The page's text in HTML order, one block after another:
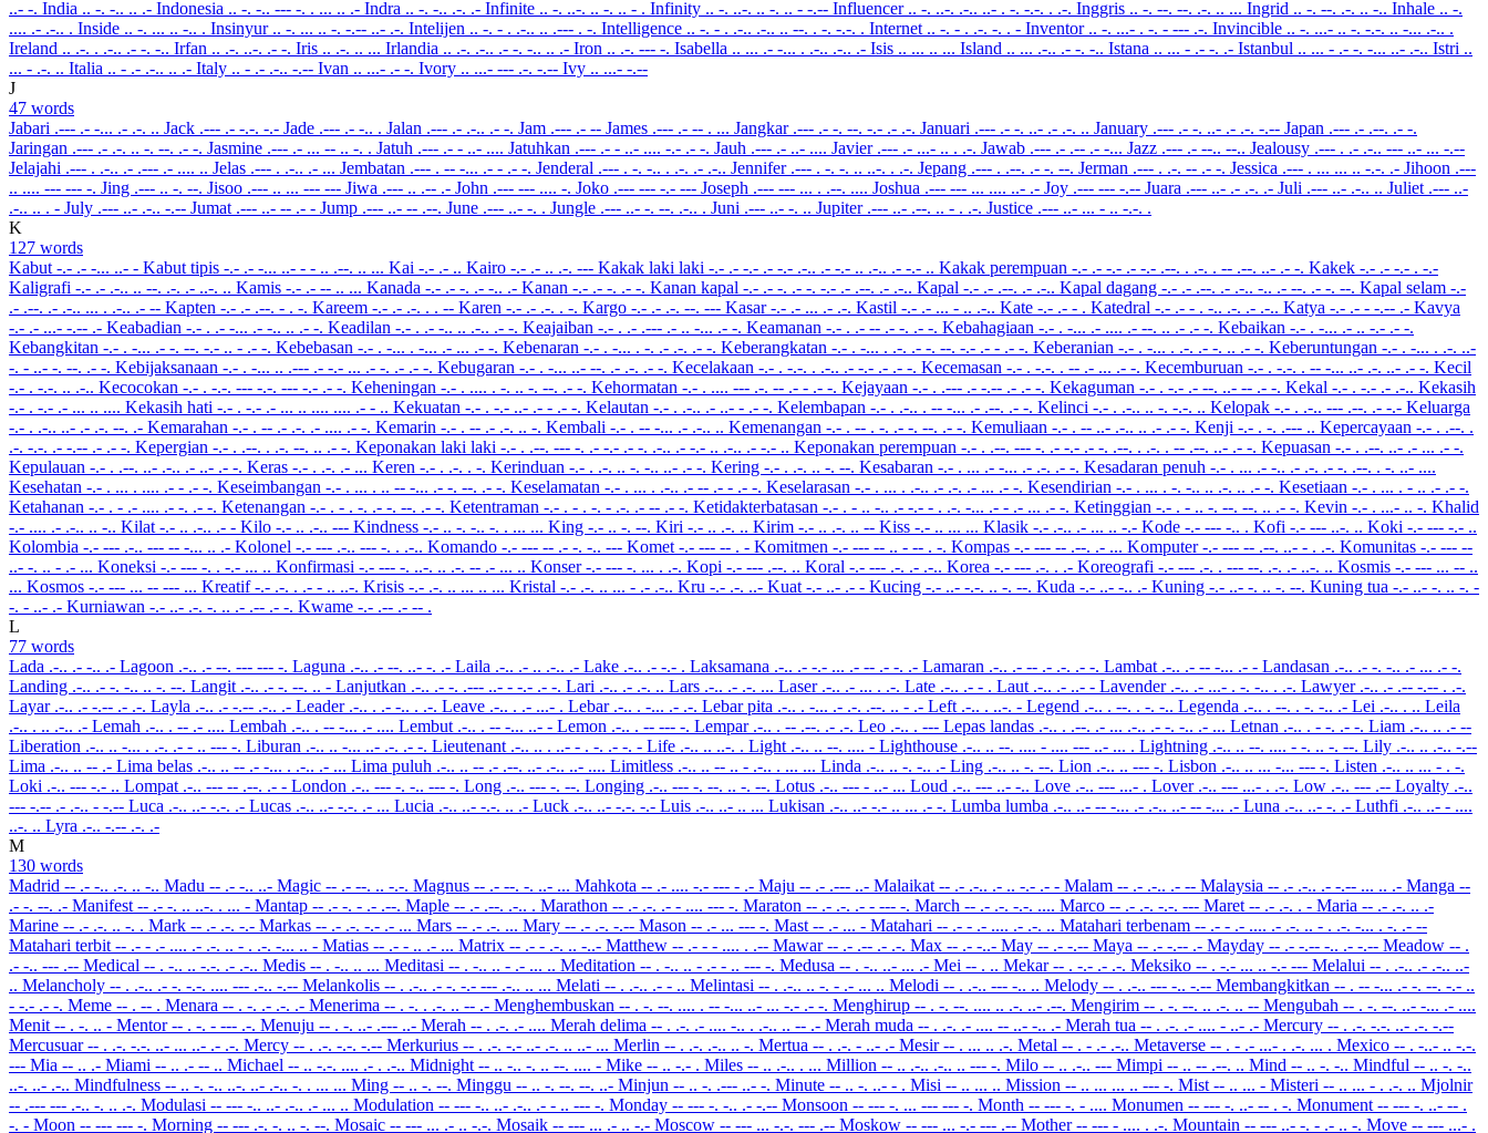
..- -. India .. -. -.. .. .- Indonesia .. -. -.. --- -. . ... .. .- Indra .. -. -.. .-. .- Infinite .. -. ..-. .. -. .. - . Infinity .. -. ..-. .. -. .. - -.-- Influencer .. -. ..-. .-.. ..- . -. -.-. . .-. Inggris .. -. --. --. .-. .. ... Ingrid .. -. --. .-. .. -.. Inhale .. -.
.... .- .-.. . Inside .. -. ... .. -.. . Insinyur .. -. ... .. -. -.-- ..- .-. Intelijen .. -. - . .-.. .. .--- . -. Intelligence .. -. - . .-.. .-.. .. --. . -. -.-. . Internet .. -. - . .-. -. . - Inventor .. -. ...- . -. - --- .-. Invincible .. -. ...- .. -. -.-. .. -... .-.. .
Ireland .. .-. . .-.. .- -. -.. Irfan .. .-. ..-. .- -. Iris .. .-. .. ... Irlandia .. .-. .-.. .- -. -.. .. .- Iron .. .-. --- -. Isabella .. ... .- -... . .-.. .-.. .- Isis .. ... .. ... Island .. ... .-.. .- -. -.. Istana .. ... - .- -. .- Istanbul .. ... - .- -. -... ..- .-.. Istri ..
... - .-. .. Italia .. - .- .-.. .. .- Italy .. - .- .-.. -.-- Ivan .. ...- .- -. Ivory .. ...- --- .-. -.-- Ivy .. ...- -.--
J
47 words
Jabari .--- .- -... .- .-. .. Jack .--- .- -.-. -.- Jade .--- .- -.. . Jalan .--- .- .-.. .- -. Jam .--- .- -- James .--- .- -- . ... Jangkar .--- .- -. --. -.- .- .-. Januari .--- .- -. ..- .- .-. .. January .--- .- -. ..- .- .-. -.-- Japan .--- .- .--. .- -.
Jaringan .--- .- .-. .. -. --. .- -. Jasmine .--- .- ... -- .. -. . Jatuh .--- .- - ..- .... Jatuhkan .--- .- - ..- .... -.- .- -. Jauh .--- .- ..- .... Javier .--- .- ...- .. . .-. Jawab .--- .- .-- .- -... Jazz .--- .- --.. --.. Jealousy .--- . .- .-.. --- ..- ... -.--
Jelajahi .--- . .-.. .- .--- .- .... .. Jelas .--- . .-.. .- ... Jembatan .--- . -- -... .- - .- -. Jenderal .--- . -. -.. . .-. .- .-.. Jennifer .--- . -. -. .. ..-. . .-. Jepang .--- . .--. .- -. --. Jerman .--- . .-. -- .- -. Jessica .--- . ... ... .. -.-. .- Jihoon .---
.. .... --- --- -. Jing .--- .. -. --. Jisoo .--- .. ... --- --- Jiwa .--- .. .-- .- John .--- --- .... -. Joko .--- --- -.- --- Joseph .--- --- ... . .--. .... Joshua .--- --- ... .... ..- .- Joy .--- --- -.-- Juara .--- ..- .- .-. .- Juli .--- ..- .-.. .. Juliet .--- ..-
.-.. .. . - July .--- ..- .-.. -.-- Jumat .--- ..- -- .- - Jump .--- ..- -- .--. June .--- ..- -. . Jungle .--- ..- -. --. .-.. . Juni .--- ..- -. .. Jupiter .--- ..- .--. .. - . .-. Justice .--- ..- ... - .. -.-. .
K
127 words
Kabut -.- .- -... ..- - Kabut tipis -.- .- -... ..- - - .. .--. .. ... Kai -.- .- .. Kairo -.- .- .. .-. --- Kakak laki laki -.- .- -.- .- -.- .-.. .- -.- .. .-.. .- -.- .. Kakak perempuan -.- .- -.- .- -.- .--. . .-. . -- .--. ..- .- -. Kakek -.- .- -.- . -.-
Kaligrafi -.- .- .-.. .. --. .-. .- ..-. .. Kamis -.- .- -- .. ... Kanada -.- .- -. .- -.. .- Kanan -.- .- -. .- -. Kanan kapal -.- .- -. .- -. -.- .- .--. .- .-.. Kapal -.- .- .--. .- .-.. Kapal dagang -.- .- .--. .- .-.. -.. .- --. .- -. --. Kapal selam -.-
.- .--. .- .-.. ... . .-.. .- -- Kapten -.- .- .--. - . -. Kareem -.- .- .-. . . -- Karen -.- .- .-. . -. Kargo -.- .- .-. --. --- Kasar-.- .- ... .- .-. Kastil -.- .- ... - .. .-.. Kate -.- .- - . Katedral -.- .- - . -.. .-. .- .-.. Katya -.- .- - -.-- .- Kavya
-.- .- ...- -.-- .- Keabadian -.- . .- -... .- -.. .. .- -. Keadilan -.- . .- -.. .. .-.. .- -. Keajaiban -.- . .- .--- .- .. -... .- -. Keamanan -.- . .- -- .- -. .- -. Kebahagiaan -.- . -... .- .... .- --. .. .- .- -. Kebaikan -.- . -... .- .. -.- .- -.
Kebangkitan -.- . -... .- -. --. -.- .. - .- -. Kebebasan -.- . -... . -... .- ... .- -. Kebenaran -.- . -... . -. .- .-. .- -. Keberangkatan -.- . -... . .-. .- -. --. -.- .- - .- -. Keberanian -.- . -... . .-. .- -. .. .- -. Keberuntungan -.- . -... . .-. ..-
-. - ..- -. --. .- -. Kebijaksanaan -.- . -... .. .--- .- -.- ... .- -. .- .- -. Kebugaran -.- . -... ..- --. .- .-. .- -. Kecelakaan -.- . -.-. . .-.. .- -.- .- .- -. Kecemasan -.- . -.-. . -- .- ... .- -. Kecemburuan -.- . -.-. . -- -... ..- .-. ..- .- -. Kecil
-.- . -.-. .. .-.. Kecocokan -.- . -.-. --- -.-. --- -.- .- -. Keheningan -.- . .... . -. .. -. --. .- -. Kehormatan -.- . .... --- .-. -- .- - .- -. Kejayaan -.- . .--- .- -.-- .- .- -. Kekaguman -.- . -.- .- --. ..- -- .- -. Kekal -.- . -.- .- .-.. Kekasih
-.- . -.- .- ... .. .... Kekasih hati -.- . -.- .- ... .. .... .... .- - .. Kekuatan -.- . -.- ..- .- - .- -. Kelautan -.- . .-.. .- ..- - .- -. Kelembapan -.- . .-.. . -- -... .- .--. .- -. Kelinci -.- . .-.. .. -. -.-. .. Kelopak -.- . .-.. --- .--. .- -.- Keluarga
-.- . .-.. ..- .- .-. --. .- Kemarahan -.- . -- .- .-. .- .... .- -. Kemarin -.- . -- .- .-. .. -. Kembali -.- . -- -... .- .-.. .. Kemenangan -.- . -- . -. .- -. --. .- -. Kemuliaan -.- . -- ..- .-.. .. .- .- -. Kenji -.- . -. .--- .. Kepercayaan -.- . .--. .
.-. -.-. .- -.-- .- .- -. Kepergian -.- . .--. . .-. --. .. .- -. Keponakan laki laki -.- . .--. --- -. .- -.- .- -. .-.. .- -.- .. .-.. .- -.- .. Keponakan perempuan -.- . .--. --- -. .- -.- .- -. .--. . .-. . -- .--. ..- .- -. Kepuasan -.- . .--. ..- .- ... .- -.
Kepulauan -.- . .--. ..- .-.. .- ..- .- -. Keras -.- . .-. .- ... Keren -.- . .-. . -. Kerinduan -.- . .-. .. -. -.. ..- .- -. Kering -.- . .-. .. -. --. Kesabaran -.- . ... .- -... .- .-. .- -. Kesadaran penuh -.- . ... .- -.. .- .-. .- -. .--. . -. ..- ....
Kesehatan -.- . ... . .... .- - .- -. Keseimbangan -.- . ... . .. -- -... .- -. --. .- -. Keselamatan -.- . ... . .-.. .- -- .- - .- -. Keselarasan -.- . ... . .-.. .- .-. .- ... .- -. Kesendirian -.- . ... . -. -.. .. .-. .. .- -. Kesetiaan -.- . ... . - .. .- .- -.
Ketahanan -.- . - .- .... .- -. .- -. Ketenangan -.- . - . -. .- -. --. .- -. Ketentraman -.- . - . -. - .-. .- -- .- -. Ketidakterbatasan -.- . - .. -.. .- -.- - . .-. -... .- - .- ... .- -. Ketinggian -.- . - .. -. --. --. .. .- -. Kevin -.- . ...- .. -. Khalid
-.- .... .- .-.. .. -.. Kilat -.- .. .-.. .- - Kilo -.- .. .-.. --- Kindness -.- .. -. -.. -. . ... ... King -.- .. -. --. Kiri -.- .. .-. .. Kirim -.- .. .-. .. -- Kiss -.- .. ... ... Klasik -.- .-.. .- ... .. -.- Kode -.- --- -.. . Kofi -.- --- ..-. .. Koki -.- --- -.- ..
Kolombia -.- --- .-.. --- -- -... .. .- Kolonel -.- --- .-.. --- -. . .-.. Komando -.- --- -- .- -. -.. --- Komet -.- --- -- . - Komitmen -.- --- -- .. - -- . -. Kompas -.- --- -- .--. .- ... Komputer-.- --- -- .--. ..- - . .-. Komunitas -.- --- --
..- -. .. - .- ... Koneksi -.- --- -. . -.- ... .. Konfirmasi -.- --- -. ..-. .. .-. -- .- ... .. Konser-.- --- -. ... . .-. Kopi -.- --- .--. .. Koral -.- --- .-. .- .-.. Korea -.- --- .-. . .- Koreografi -.- --- .-. . --- --. .-. .- ..-. .. Kosmis -.- --- ... -- ..
... Kosmos -.- --- ... -- --- ... Kreatif-.- .-. . .- - .. ..-. Krisis -.- .-. .. ... .. ... Kristal -.- .-. .. ... - .- .-.. Kru -.- .-. ..- Kuat -.- ..- .- - Kucing -.- ..- -.-. .. -. --. Kuda -.- ..- -.. .- Kuning -.- ..- -. .. -. --. Kuning tua -.- ..- -. .. -. -
-. - ..- .- Kurniawan -.- ..- .-. -. .. .- .-- .- -. Kwame -.- .-- .- -- .
L
77 words
Lada .-.. .- -.. .- Lagoon .-.. .- --. --- --- -. Laguna .-.. .- --. ..- -. .- Laila .-.. .- .. .-.. .- Lake .-.. .- -.- . Laksamana .-.. .- -.- ... .- -- .- -. .- Lamaran .-.. .- -- .- .-. .- -. Lambat .-.. .- -- -... .- - Landasan .-.. .- -. -.. .- ... .- -.
Landing .-.. .- -. -.. .. -. --. Langit .-.. .- -. --. .. - Lanjutkan .-.. .- -. .--- ..- - -.- .- -. Lari .-.. .- .-. .. Lars .-.. .- .-. ... Laser .-.. .- ... . .-. Late .-.. .- - . Laut .-.. .- ..- - Lavender .-.. .- ...- . -. -.. . .-. Lawyer .-.. .- .-- -.-- . .-.
Layar .-.. .- -.-- .- .-. Layla .-.. .- -.-- .-.. .- Leader .-.. . .- -.. . .-. Leave .-.. . .- ...- . Lebar .-.. . -... .- .-. Lebar pita .-.. . -... .- .-. .--. .. - .- Left .-.. . ..-. - Legend .-.. . --. . -. -.. Legenda .-.. . --. . -. -.. .- Lei .-.. . .. Leila
.-.. . .. .-.. .- Lemah .-.. . -- .- .... Lembah .-.. . -- -... .- .... Lembut .-.. . -- -... ..- - Lemon .-.. . -- --- -. Lempar .-.. . -- .--. .- .-. Leo .-.. . --- Lepas landas .-.. . .--. .- ... .-.. .- -. -.. .- ... Letnan .-.. . - -. .- -. Liam .-.. .. .- --
Liberation .-.. .. -... . .-. .- - .. --- -. Liburan .-.. .. -... ..- .-. .- -. Lieutenant .-.. .. . ..- - . -. .- -. - Life .-.. .. ..-. . Light .-.. .. --. .... - Lighthouse .-.. .. --. .... - .... --- ..- ... . Lightning .-.. .. --. .... - -. .. -. --. Lily .-.. .. .-.. -.--
Lima .-.. .. -- .- Lima belas .-.. .. -- .- -... . .-.. .- ... Lima puluh .-.. .. -- .- .--. ..- .-.. ..- .... Limitless .-.. .. -- .. - .-.. . ... ... Linda .-.. .. -. -.. .- Ling .-.. .. -. --. Lion .-.. .. --- -. Lisbon .-.. .. ... -... --- -. Listen .-.. .. ... - . -.
Loki .-.. --- -.- .. Lompat .-.. --- -- .--. .- - London .-.. --- -. -.. --- -. Long .-.. --- -. --. Longing .-.. --- -. --. .. -. --. Lotus .-.. --- - ..- ... Loud .-.. --- ..- -.. Love .-.. --- ...- . Lover .-.. --- ...- . .-. Low .-.. --- .-- Loyalty .-..
--- -.-- .- .-.. - -.-- Luca .-.. ..- -.-. .- Lucas .-.. ..- -.-. .- ... Lucia .-.. ..- -.-. .. .- Luck .-.. ..- -.-. -.- Luis .-.. ..- .. ... Lukisan .-.. ..- -.- .. ... .- -. Lumba lumba .-.. ..- -- -... .- .-.. ..- -- -... .- Luna .-.. ..- -. .- Luthfi .-.. ..- - ....
..-. .. Lyra .-.. -.-- .-. .-
M
130 words
Madrid -- .- -.. .-. .. -.. Madu -- .- -.. ..- Magic -- .- --. .. -.-. Magnus -- .- --. -. ..- ... Mahkota -- .- .... -.- --- - .- Maju -- .- .--- ..- Malaikat -- .- .-.. .- .. -.- .- - Malam -- .- .-.. .- -- Malaysia -- .- .-.. .- -.-- ... .. .- Manga --
.- -. --. .- Manifest -- .- -. .. ..-. . ... - Mantap -- .- -. - .- .--. Maple -- .- .--. .-.. . Marathon -- .- .-. .- - .... --- -. Maraton -- .- .-. .- - --- -. March -- .- .-. -.-. .... Marco -- .- .-. -.-. --- Maret -- .- .-. . - Maria -- .- .-. .. .-
Marine -- .- .-. .. -. . Mark -- .- .-. -.- Markas -- .- .-. -.- .- ... Mars -- .- .-. ... Mary -- .- .-. -.-- Mason -- .- ... --- -. Mast -- .- ... - Matahari -- .- - .- .... .- .-. .. Matahari terbenam -- .- - .- .... .- .-. .. - . .-. -... . -. .- --
Matahari terbit -- .- - .- .... .- .-. .. - . .-. -... .. - Matias -- .- - .. .- ... Matrix -- .- - .-. .. -..- Matthew -- .- - - .... . .-- Mawar-- .- .-- .- .-. Max -- .- -..- May -- .- -.-- Maya -- .- -.-- .- Mayday -- .- -.-- -.. .- -.-- Meadow -- .
.- -.. --- .-- Medical -- . -.. .. -.-. .- .-.. Medis -- . -.. .. ... Meditasi -- . -.. .. - .- ... .. Meditation -- . -.. .. - .- - .. --- -. Medusa -- . -.. ..- ... .- Mei -- . .. Mekar-- . -.- .- .-. Meksiko -- . -.- ... .. -.- --- Melalui -- . .-.. .- .-.. ..-
.. Melancholy -- . .-.. .- -. -.-. .... --- .-.. -.-- Melankolis -- . .-.. .- -. -.- --- .-.. .. ... Melati -- . .-.. .- - .. Melintasi -- . .-.. .. -. - .- ... .. Melodi -- . .-.. --- -.. .. Melody -- . .-.. --- -.. -.-- Membangkitkan -- . -- -... .- -. --. -.- ..
- -.- .- -. Meme -- . -- . Menara -- . -. .- .-. .- Menerima -- . -. . .-. .. -- .- Menghembuskan -- . -. --. .... . -- -... ..- ... -.- .- -. Menghirup -- . -. --. .... .. .-. ..- .--. Mengirim -- . -. --. .. .-. .. -- Mengubah -- . -. --. ..- -... .- ....
Menit -- . -. .. - Mentor-- . -. - --- .-. Menuju -- . -. ..- .--- ..- Merah -- . .-. .- .... Merah delima -- . .-. .- .... -.. . .-.. .. -- .- Merah muda -- . .-. .- .... -- ..- -.. .- Merah tua -- . .-. .- .... - ..- .- Mercury -- . .-. -.-. ..- .-. -.--
Mercusuar-- . .-. -.-. ..- ... ..- .- .-. Mercy -- . .-. -.-. -.-- Merkurius -- . .-. -.- ..- .-. .. ..- ... Merlin -- . .-. .-.. .. -. Mertua -- . .-. - ..- .- Mesir-- . ... .. .-. Metal -- . - .- .-.. Metaverse -- . - .- ...- . .-. ... . Mexico -- . -..- .. -.-.
--- Mia -- .. .- Miami -- .. .- -- .. Michael -- .. -.-. .... .- . .-.. Midnight -- .. -.. -. .. --. .... - Mike -- .. -.- . Miles -- .. .-.. . ... Million -- .. .-.. .-.. .. --- -. Milo -- .. .-.. --- Mimpi -- .. -- .--. .. Mind -- .. -. -.. Mindful -- .. -. -..
..-. ..- .-.. Mindfulness -- .. -. -.. ..-. ..- .-.. -. . ... ... Ming -- .. -. --. Minggu -- .. -. --. --. ..- Minjun -- .. -. .--- ..- -. Minute -- .. -. ..- - . Misi -- .. ... .. Mission -- .. ... ... .. --- -. Mist -- .. ... - Misteri -- .. ... - . .-. .. Mjolnir
-- .--- --- .-.. -. .. .-. Modulasi -- --- -.. ..- .-.. .- ... .. Modulation -- --- -.. ..- .-.. .- - .. --- -. Monday -- --- -. -.. .- -.-- Monsoon -- --- -. ... --- --- -. Month -- --- -. - .... Monumen -- --- -. ..- -- . -. Monument -- --- -. ..- -- .
-. - Moon -- --- --- -. Morning -- --- .-. -. .. -. --. Mosaic -- --- ... .- .. -.-. Mosaik -- --- ... .- .. -.- Moscow -- --- ... -.-. --- .-- Moskow -- --- ... -.- --- .-- Mother-- --- - .... . .-. Mountain -- --- ..- -. - .- .. -. Move -- --- ...- .